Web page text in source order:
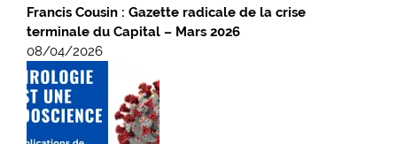
Francis Cousin : Gazette radicale de la crise
terminale du Capital – Mars 2026
08/04/2026